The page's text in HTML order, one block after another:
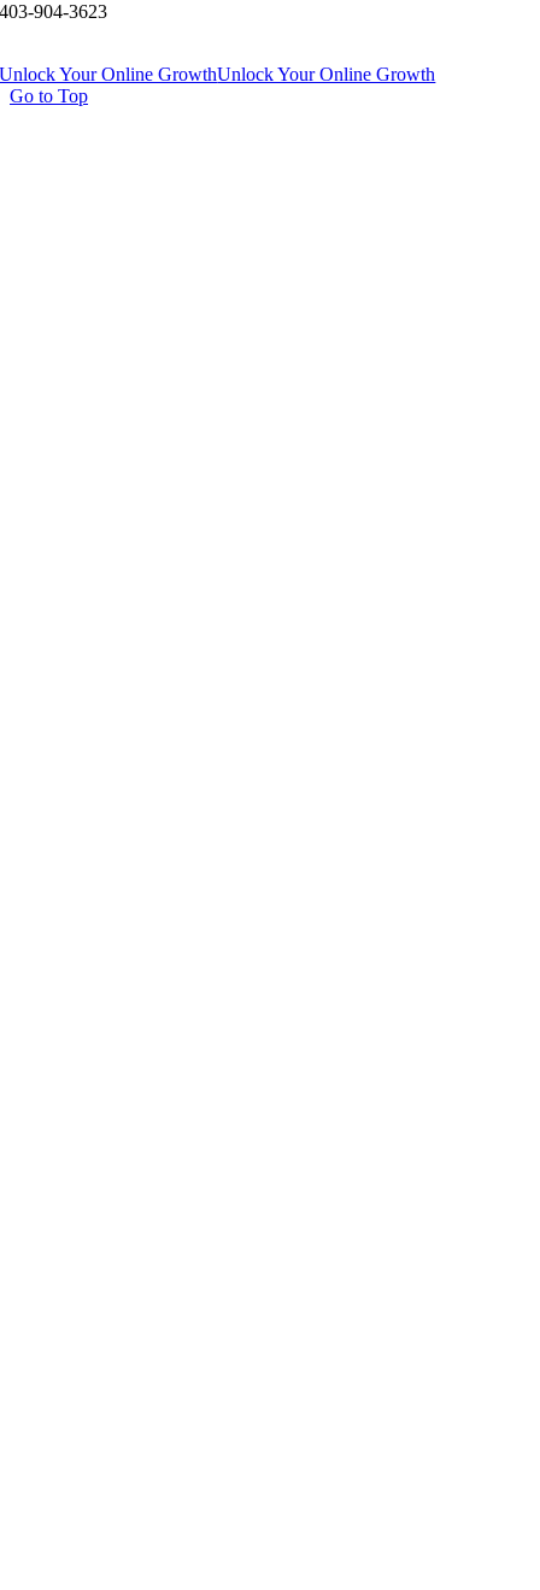
403-904-3623
Unlock Your Online GrowthUnlock Your Online Growth
Go to Top